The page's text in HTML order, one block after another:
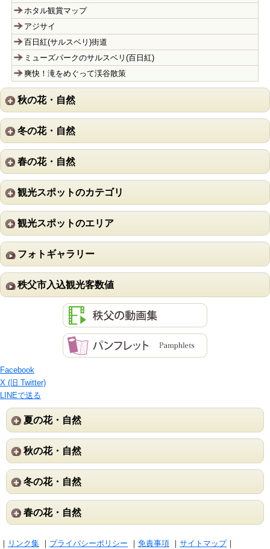
ホタル観賞マップ
アジサイ
百日紅(サルスベリ)街道
ミューズパークのサルスベリ(百日紅)
爽快！滝をめぐって渓谷散策
秋の花・自然
冬の花・自然
春の花・自然
観光スポットのカテゴリ
観光スポットのエリア
フォトギャラリー
秩父市入込観光客数値
Facebook
X (旧 Twitter)
LINEで送る
夏の花・自然
秋の花・自然
冬の花・自然
春の花・自然
｜ リンク集 ｜ プライバシーポリシー ｜ 免責事項 ｜ サイトマップ｜